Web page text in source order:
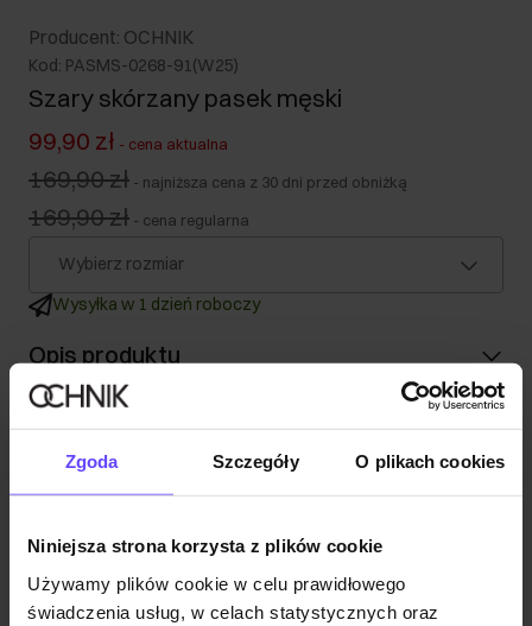
Zgoda Szczegóły O plikach cookies
Niniejsza strona korzysta z plików cookie
Używamy plików cookie w celu prawidłowego
świadczenia usług, w celach statystycznych oraz
Producent: OCHNIK
Kod: PASMS-0268-91(W25)
Szary skórzany pasek męski
99,90 zł - cena aktualna
169,90 zł - najniższa cena z 30 dni przed obniżką
169,90 zł - cena regularna
Wybierz rozmiar
Wysyłka w 1 dzień roboczy
Opis produktu
Szczegóły
Opinie